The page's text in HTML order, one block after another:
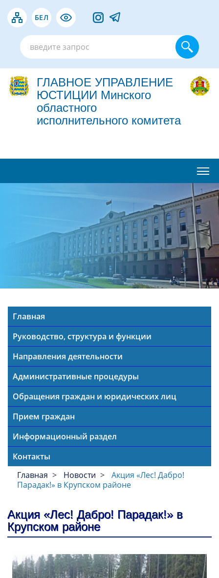
БЕЛ
ГЛАВНОЕ УПРАВЛЕНИЕ
ЮСТИЦИИ Минского
областного
исполнительного комитета
Главная
Руководство, структура и функции
Направления деятельности
Административные процедуры
Обращения граждан и юридических лиц
Прием граждан
Информационный раздел
Контакты
Главная
Новости
Акция «Лес! Дабро!
Парадак!» в Крупском районе
Акция «Лес! Дабро! Парадак!» в
Крупском районе